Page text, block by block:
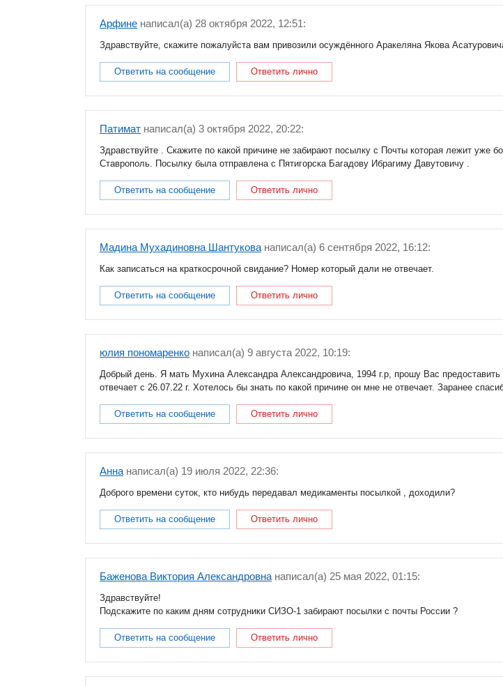
Арфине написал(a) 28 октября 2022, 12:51:
Здравствуйте, скажите пожалуйста вам привозили осуждённого Аракеляна Якова
Ответить на сообщение Ответить лично
Патимат написал(a) 3 октября 2022, 20:22:
Здравствуйте . Скажите по какой причине не забирают посылку с Почты которая лежит уже
Ставрополь. Посылку была отправлена с Пятигорска Багадову Ибрагиму Давутовичу .
Ответить на сообщение Ответить лично
Мадина Мухадиновна Шантукова написал(a) 6 сентября 2022, 16:12:
Как записаться на краткосрочной свидание? Номер который дали не отвечает.
Ответить на сообщение Ответить лично
юлия пономаренко написал(a) 9 августа 2022, 10:19:
Добрый день. Я мать Мухина Александра Александровича, 1994 г.р, прошу Вас
отвечает с 26.07.22 г. Хотелось бы знать по какой причине он мне не отвечает. Заранее
Ответить на сообщение Ответить лично
Анна написал(a) 19 июля 2022, 22:36:
Доброго времени суток, кто нибудь передавал медикаменты посылкой , доходили?
Ответить на сообщение Ответить лично
Баженова Виктория Александровна написал(a) 25 мая 2022, 01:15:
Здравствуйте!
Подскажите по каким дням сотрудники СИЗО-1 забирают посылки с почты России ?
Ответить на сообщение Ответить лично